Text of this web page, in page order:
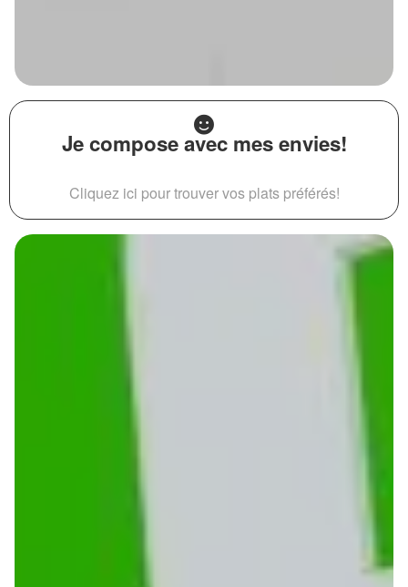
Je compose avec mes envies!
Cliquez ici pour trouver vos plats préférés!